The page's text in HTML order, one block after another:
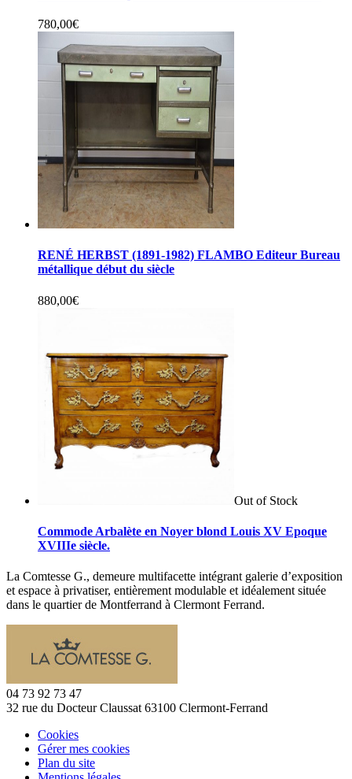
780,00€
RENÉ HERBST (1891-1982) FLAMBO Editeur Bureau
métallique début du siècle
880,00€
Out of Stock
Commode Arbalète en Noyer blond Louis XV Epoque
XVIIIe siècle.
La Comtesse G., demeure multifacette intégrant galerie d’exposition
et espace à privatiser, entièrement modulable et idéalement située
dans le quartier de Montferrand à Clermont Ferrand.
04 73 92 73 47
32 rue du Docteur Claussat 63100 Clermont-Ferrand
Cookies
Gérer mes cookies
Plan du site